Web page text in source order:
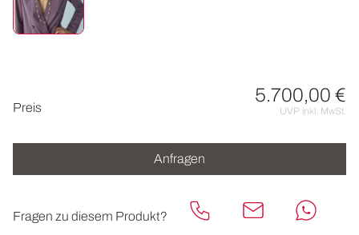
Preis
5.700,00 €
UVP inkl. MwSt.
Anfragen
Fragen zu diesem Produkt?